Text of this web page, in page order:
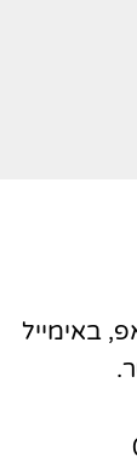
באימייל